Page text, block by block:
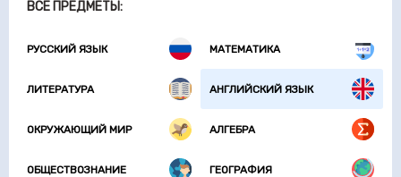
ВСЕ ПРЕДМЕТЫ:
РУССКИЙ ЯЗЫК МАТЕМАТИКА
ЛИТЕРАТУРА АНГЛИЙСКИЙ ЯЗЫК
ОКРУЖАЮЩИЙ МИР АЛГЕБРА
ОБЩЕСТВОЗНАНИЕ ГЕОГРАФИЯ